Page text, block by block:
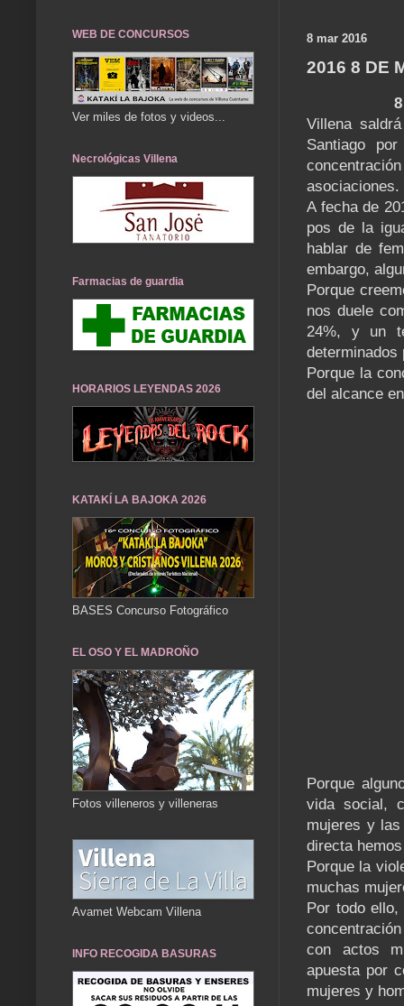
8 mar 2016
2016 8 DE
Villena
Santiago
asociaciones.
A fecha de
pos de la
hablar de
embargo,
Porque
nos duele
24%, y un
determinados
Porque la
del alcance
Porque
vida social,
mujeres y
directa
Porque la
muchas
Por todo
con actos
apuesta por
mujeres y
WEB DE CONCURSOS
Ver miles de fotos y videos...
Necrológicas Villena
Farmacias de guardia
HORARIOS LEYENDAS 2026
KATAKÍ LA BAJOKA 2026
BASES Concurso Fotográfico
EL OSO Y EL MADROÑO
Fotos villeneros y villeneras
Avamet Webcam Villena
INFO RECOGIDA BASURAS